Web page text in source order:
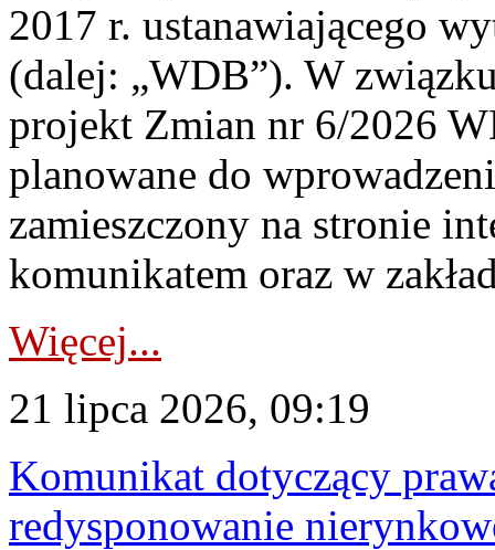
2017 r. ustanawiającego
(dalej: „WDB”). W
projekt Zmian nr 6/2026
planowane do
zamieszczony na stronie
komunikatem oraz w
Więcej...
21 lipca 2026, 09:19
Komunikat dotyczący
redysponowanie